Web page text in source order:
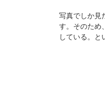
写真でしか見
す。そのため
している。